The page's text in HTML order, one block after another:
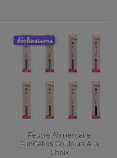
Feutre Alimentaire
FunCakes Couleurs Aux
Choix
déclinaisons